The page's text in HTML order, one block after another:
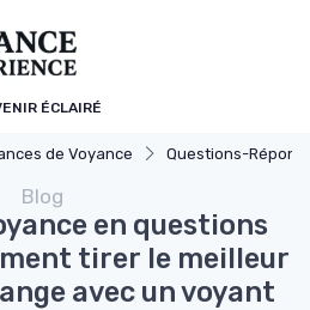
ÉCLAIRÉ
de Voyance Questions-
Blog
en questions
tirer le meilleur
avec un voyant